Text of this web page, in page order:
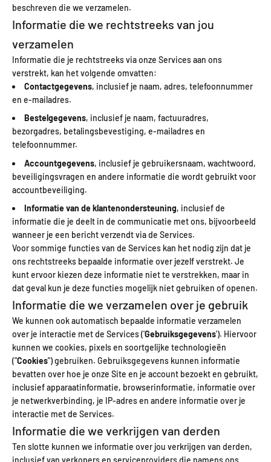
beschreven die we verzamelen.
Informatie die we rechtstreeks van jou
verzamelen
Informatie die je rechtstreeks via onze Services aan ons
verstrekt, kan het volgende omvatten:
Contactgegevens, inclusief je naam, adres, telefoonnummer
en e-mailadres.
Bestelgegevens, inclusief je naam, factuuradres,
bezorgadres, betalingsbevestiging, e-mailadres en
telefoonnummer.
Accountgegevens, inclusief je gebruikersnaam, wachtwoord,
beveiligingsvragen en andere informatie die wordt gebruikt voor
accountbeveiliging.
Informatie van de klantenondersteuning, inclusief de
informatie die je deelt in de communicatie met ons, bijvoorbeeld
wanneer je een bericht verzendt via de Services.
Voor sommige functies van de Services kan het nodig zijn dat je
ons rechtstreeks bepaalde informatie over jezelf verstrekt. Je
kunt ervoor kiezen deze informatie niet te verstrekken, maar in
dat geval kun je deze functies mogelijk niet gebruiken of openen.
Informatie die we verzamelen over je gebruik
We kunnen ook automatisch bepaalde informatie verzamelen
over je interactie met de Services ('Gebruiksgegevens'). Hiervoor
kunnen we cookies, pixels en soortgelijke technologieën
("Cookies") gebruiken. Gebruiksgegevens kunnen informatie
bevatten over hoe je onze Site en je account bezoekt en gebruikt,
inclusief apparaatinformatie, browserinformatie, informatie over
je netwerkverbinding, je IP-adres en andere informatie over je
interactie met de Services.
Informatie die we verkrijgen van derden
Ten slotte kunnen we informatie over jou verkrijgen van derden,